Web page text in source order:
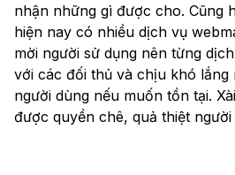
nhận những gì được cho. Cũng
hiện nay có nhiều dịch vụ
mời người sử dụng nên từng
với các đối thủ và chịu khó lắng
người dùng nếu muốn tồn tại.
được quyền chê, quả thiệt